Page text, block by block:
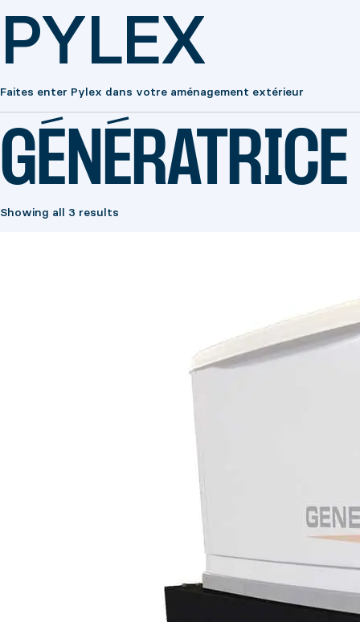
PYLEX
Faites enter Pylex dans votre aménagement extérieur
GÉNÉRATRICE
Showing all 3 results